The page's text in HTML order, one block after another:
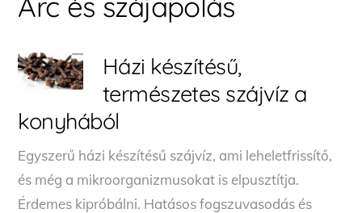
Házi készítésű,
természetes szájvíz a
konyhából
Egyszerű házi készítésű szájvíz, ami leheletfrissítő,
és még a mikroorganizmusokat is elpusztítja.
Érdemes kipróbálni. Hatásos fogszuvasodás és